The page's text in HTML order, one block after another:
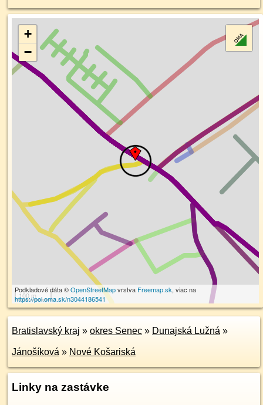
+
−
100 m
Podkladové dáta ©OpenStreetMapvrstva Freemap.sk, viac na
https://poi.oma.sk/n3044186541
Bratislavský kraj » okres Senec » Dunajská Lužná »
Jánošíková » Nové Košariská
Linky na zastávke